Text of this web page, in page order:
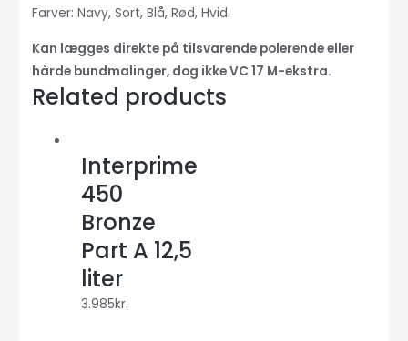
Farver: Navy, Sort, Blå, Rød, Hvid.
Kan lægges direkte på tilsvarende polerende eller
hårde bundmalinger, dog ikke VC 17 M-ekstra.
Related products
Interprime
450
Bronze
Part A 12,5
liter
3.985kr.